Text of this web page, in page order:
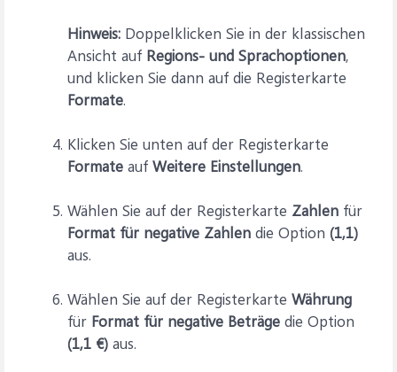
Hinweis: Doppelklicken Sie in der klassischen
Ansicht auf Regions- und Sprachoptionen,
und klicken Sie dann auf die Registerkarte
Formate.
Klicken Sie unten auf der Registerkarte
Formate auf Weitere Einstellungen.
Wählen Sie auf der Registerkarte Zahlen für
Format für negative Zahlen die Option (1,1)
aus.
Wählen Sie auf der Registerkarte Währung
für Format für negative Beträge die Option
(1,1 €) aus.